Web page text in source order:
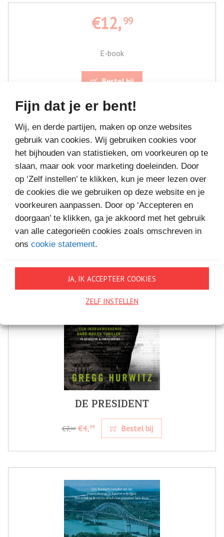
Fijn dat je er bent!
Wij, en derde partijen, maken op onze websites
gebruik van cookies. Wij gebruiken cookies voor
het bijhouden van statistieken, om voorkeuren op te
slaan, maar ook voor marketing doeleinden. Door
op ‘Zelf instellen’ te klikken, kun je meer lezen over
de cookies die we gebruiken op deze website en je
voorkeuren aanpassen. Door op ‘Accepteren en
doorgaan’ te klikken, ga je akkoord met het gebruik
van alle categorieën cookies zoals omschreven in
ons cookie statement.
JA, IK ACCEPTEER COOKIES
ZELF INSTELLEN
€12,99
E-book
Bestel bij
MEER BOEKEN VAN
VAKANTIELEZEN
DE PRESIDENT
€7,99 €4,99 Bestel bij